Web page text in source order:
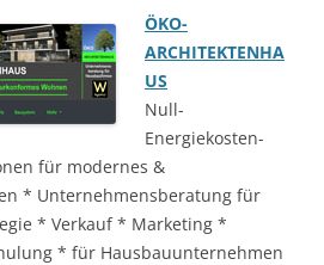
ÖKO-
ARCHITEKTENHA
US
Null-
Energiekosten-
für modernes &
* Unternehmensberatung für
* Verkauf * Marketing *
* für Hausbauunternehmen